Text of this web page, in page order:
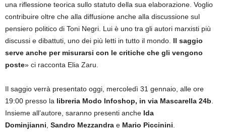
una riflessione teorica sullo statuto della sua elaborazione. Voglio
contribuire oltre che alla diffusione anche alla discussione sul
pensiero politico di Toni Negri. Lui è uno tra gli autori marxisti più
discussi e dibattuti, uno dei più letti in tutto il mondo. Il saggio
serve anche per misurarsi con le critiche che gli vengono
poste» ci racconta Elia Zaru.
Il saggio verrà presentato oggi, mercoledì 31 gennaio, alle ore
19:00 presso la libreria Modo Infoshop, in via Mascarella 24b
Insieme all’autore, saranno presenti anche Ida
Dominjianni Sandro Mezzandra e Mario Piccinini